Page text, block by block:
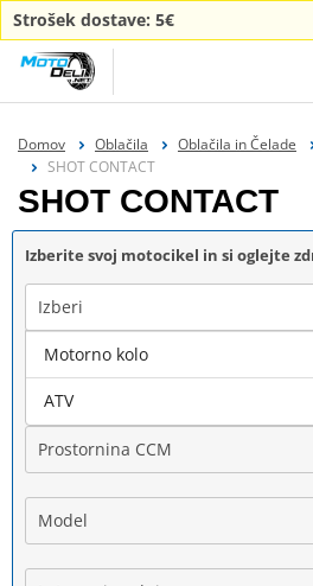
Strošek dostave: 5€
Domov Oblačila Oblačila in Čelade
SHOT CONTACT
SHOT CONTACT
Izberite svoj motocikel in si oglejte
Izberi
Blagovna znamka
Prostornina CCM
Model
Motorno kolo
ATV